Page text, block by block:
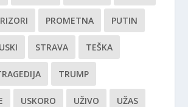
PROMETNA PUTIN
STRAVA TEŠKA
TRUMP
USKORO UŽIVO UŽAS